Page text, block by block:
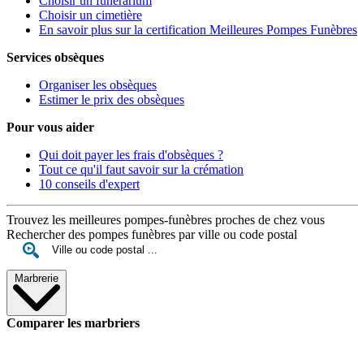
Choisir un cimetière
En savoir plus sur la certification Meilleures Pompes Funèbres
Services obsèques
Organiser les obsèques
Estimer le prix des obsèques
Pour vous aider
Qui doit payer les frais d'obsèques ?
Tout ce qu'il faut savoir sur la crémation
10 conseils d'expert
Trouvez les meilleures pompes-funèbres proches de chez vous
Rechercher des pompes funèbres par ville ou code postal
Marbrerie
Comparer les marbriers